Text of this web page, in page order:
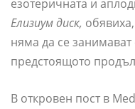
езотеричната и
Елизиум диск,
няма да се
предстоящото
В откровен пост в